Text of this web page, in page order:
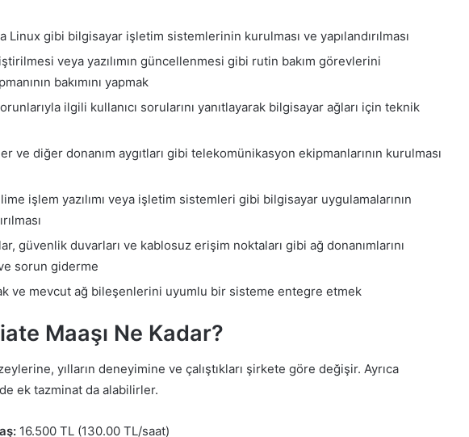
gibi bilgisayar işletim sistemlerinin kurulması ve yapılandırılması
veya yazılımın güncellenmesi gibi rutin bakım görevlerini
bakımını yapmak
ilgili kullanıcı sorularını yanıtlayarak bilgisayar ağları için teknik
ve diğer donanım aygıtları gibi telekomünikasyon ekipmanlarının kurulması
işlem yazılımı veya işletim sistemleri gibi bilgisayar uygulamalarının
güvenlik duvarları ve kablosuz erişim noktaları gibi ağ donanımlarını
sorun giderme
ve mevcut ağ bileşenlerini uyumlu bir sisteme entegre etmek
Maaşı Ne Kadar?
yılların deneyimine ve çalıştıkları şirkete göre değişir. Ayrıca
ek tazminat da alabilirler.
16.500 TL (130.00 TL/saat)